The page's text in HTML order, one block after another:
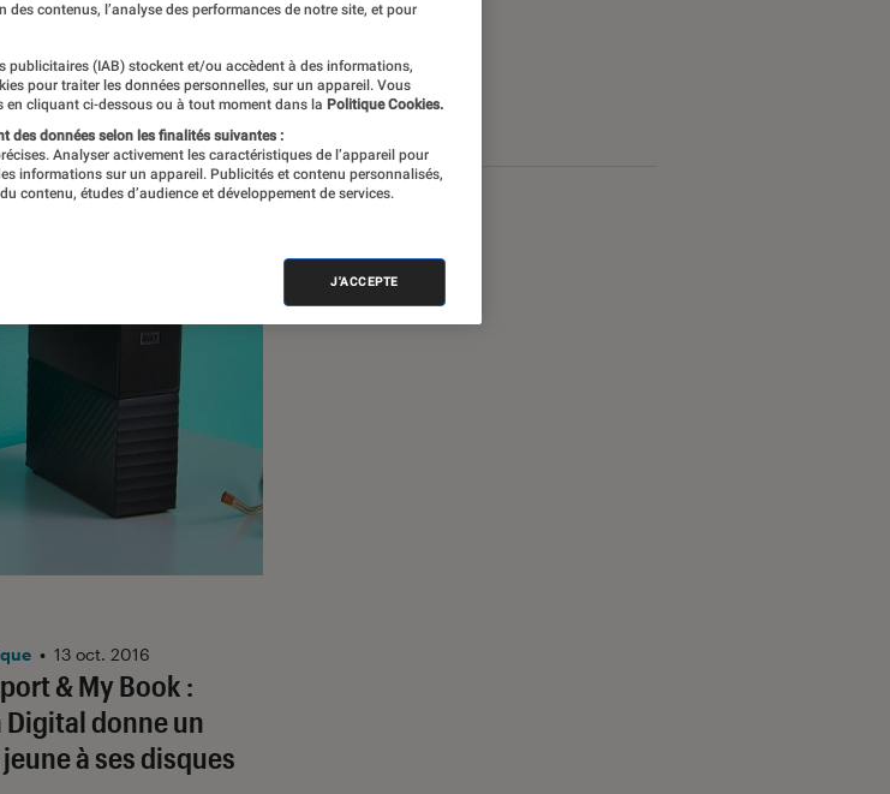
& My Book :
Digital donne un
à ses disques
• 13 oct. 2016
contenus, l’analyse des performances de notre site, et pour
publicitaires (IAB) stockent et/ou accèdent à des informations,
pour traiter les données personnelles, sur un appareil. Vous
en cliquant ci-dessous ou à tout moment dans la Politique Cookies.
des données selon les finalités suivantes :
Analyser activement les caractéristiques de l’appareil pour
informations sur un appareil. Publicités et contenu personnalisés,
contenu, études d’audience et développement de services.
J'ACCEPTE